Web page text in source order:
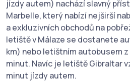
jízdy autem) nachází slavný
Marbelle, který nabízí nejširší
a exkluzivních obchodů na
letiště v Málaze se dostanete
km) nebo letištním autobusem
minut. ‌Navíc je letiště Gibraltar
minut jízdy autem.